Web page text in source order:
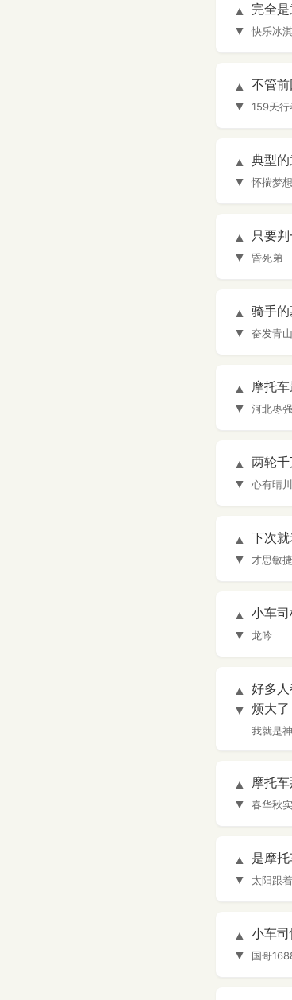
▲
▼
完全
快乐冰
▲
▼
不管
159天行
▲
▼
典型
怀揣梦
▲
▼
只要
昏死弟
▲
▼
骑手
奋发青山
▲
▼
摩托
河北枣
▲
▼
两轮
心有晴
▲
▼
下次
才思敏
▲
▼
小车
龙吟
▲
▼
好多
烦大了
我就是
▲
▼
摩托
春华秋
▲
▼
是摩
太阳跟
▲
▼
小车
国哥